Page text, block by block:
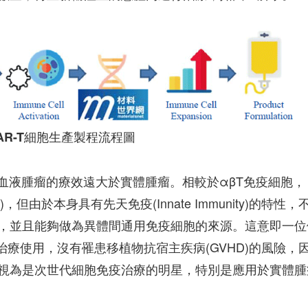
T細胞生產製程流程圖
腫瘤的療效遠大於實體腫瘤。相較於αβT免疫細胞，
但由於本身具有先天免疫(Innate Immunity)的特性，
並且能夠做為異體間通用免疫細胞的來源。這意即一
使用，沒有罹患移植物抗宿主疾病(GVHD)的風險，
為是次世代細胞免疫治療的明星，特別是應用於實體